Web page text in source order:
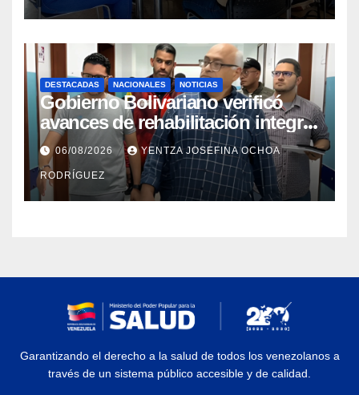
DESTACADAS NACIONALES NOTICIAS
Gobierno Bolivariano verificó
avances de rehabilitación integral
en el Hospital Dr. José María
Vargas
06/08/2026 YENTZA JOSEFINA OCHOA
RODRÍGUEZ
Garantizando el derecho a la salud de todos los venezolanos a
través de un sistema público accesible y de calidad.